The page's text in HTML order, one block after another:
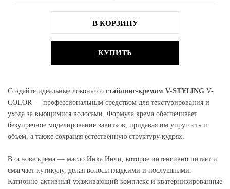
В КОРЗИНУ
КУПИТЬ
Создайте идеальные локоны со стайлинг-кремом V-STYLING V-
COLOR — профессиональным средством для текстурирования и
ухода за вьющимися волосами. Формула крема обеспечивает
безупречное моделирование завитков, придавая им упругость и
объем, а также сохраняя естественную структуру кудрях.
В основе крема — масло Инка Инчи, которое интенсивно питает и
смягчает кутикулу, делая волосы гладкими и послушными.
Катионно-активный ухаживающий комплекс и кватернизированные